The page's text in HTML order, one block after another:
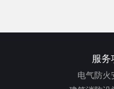
服务
电气防火